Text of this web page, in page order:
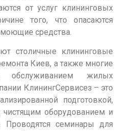
от услуг клининговых
того, что опасаются
моющие средства.
столичные клининговые
Киев, а также многие
жилых
КлинингСервисез – это
подготовкой,
чистящим оборудованием и
Проводятся семинары для